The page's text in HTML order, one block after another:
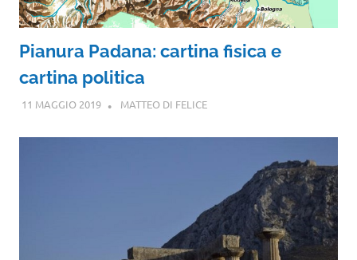
Pianura Padana: cartina fisica e
cartina politica
11 MAGGIO 2019 MATTEO DI FELICE